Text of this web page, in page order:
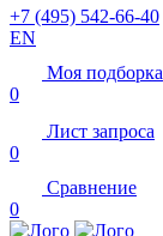
+7 (495) 542-66-40
EN
Моя подборка
0
Лист запроса
0
Сравнение
0